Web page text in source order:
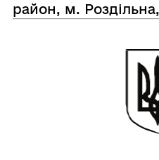
район, м.